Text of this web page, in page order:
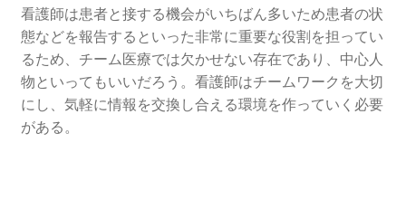
成功の鍵を握る専門性とコミュニケーション
看護師に役立つチーム医療のメリット
充実化が進むチーム医療
看護師は患者と接する機会がいちばん多いため患者の状
態などを報告するといった非常に重要な役割を担ってい
るため、チーム医療では欠かせない存在であり、中心人
物といってもいいだろう。看護師はチームワークを大切
にし、気軽に情報を交換し合える環境を作っていく必要
がある。